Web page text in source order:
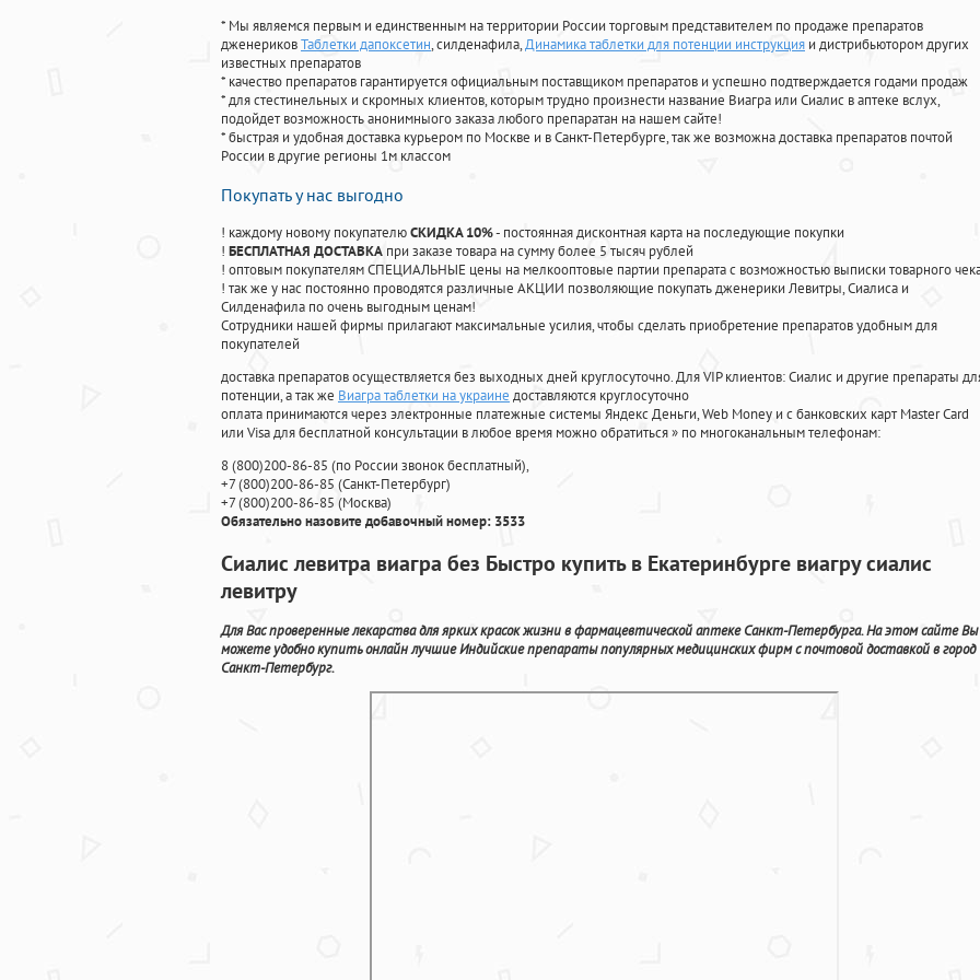
* Мы являемся первым и единственным на территории России торговым представителем по продаже препаратов
дженериковТаблетки дапоксетин, силденафила,Динамика таблетки для потенции инструкция и дистрибьютором других
известных препаратов
* качество препаратов гарантируется официальным поставщиком препаратов и успешно подтверждается годами продаж
* для стестинельных и скромных клиентов, которым трудно произнести название Виагра или Сиалис в аптеке вслух,
подойдет возможность анонимныого заказа любого препаратан на нашем сайте!
* быстрая и удобная доставка курьером по Москве и в Санкт-Петербурге, так же возможна доставка препаратов почтой
России в другие регионы 1м классом
Покупать у нас выгодно
! каждому новому покупателюСКИДКА 10%- постоянная дисконтная карта на последующие покупки
! БЕСПЛАТНАЯ ДОСТАВКА при заказе товара на сумму более 5 тысяч рублей
! оптовым покупателям СПЕЦИАЛЬНЫЕ цены на мелкооптовые партии препарата с возможностью выписки товарного
! так же у нас постоянно проводятся различные АКЦИИ позволяющие покупать дженерики Левитры, Сиалиса и
Силденафила по очень выгодным ценам!
Cотрудники нашей фирмы прилагают максимальные усилия, чтобы сделать приобретение препаратов удобным для
покупателей
доставка препаратов осуществляется без выходных дней круглосуточно. Для VIP клиентов: Сиалис и другие препараты
потенции, а так же Виагра таблетки на украине доставляются круглосуточно
оплата принимаются через электронные платежные системы Яндекс Деньги, Web Money и с банковских карт Master Card
или Visa для бесплатной консультации в любое время можно обратиться» по многоканальным телефонам:
8(800)200-86-85 (по России звонок бесплатный),
+7(800)200-86-85 (Санкт-Петербург)
+7(800)200-86-85 (Москва)
Обязательно назовите добавочный номер: 3533
Сиалис левитра виагра без Быстро купить в Екатеринбурге виагру сиалис
левитру
Для Вас проверенные лекарства для ярких красок жизни в фармацевтической аптеке Санкт-Петербурга. На этом сайте Вы
можете удобно купить онлайн лучшие Индийские препараты популярных медицинских фирм с почтовой доставкой в город
Санкт-Петербург.